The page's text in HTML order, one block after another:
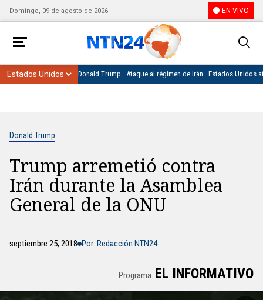
Domingo, 09 de agosto de 2026 EN VIVO
Donald Trump Ataque al régimen de Irán Estados Unidos
Donald Trump
Trump arremetió contra
Irán durante la Asamblea
General de la ONU
septiembre 25, 2018 Por: Redacción NTN24
Programa: EL INFORMATIVO